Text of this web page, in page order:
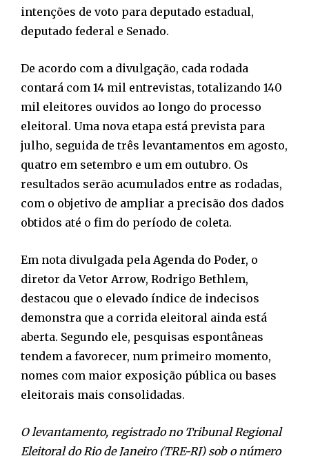
intenções de voto para deputado estadual,
deputado federal e Senado.
De acordo com a divulgação, cada rodada
contará com 14 mil entrevistas, totalizando 140
mil eleitores ouvidos ao longo do processo
eleitoral. Uma nova etapa está prevista para
julho, seguida de três levantamentos em agosto,
quatro em setembro e um em outubro. Os
resultados serão acumulados entre as rodadas,
com o objetivo de ampliar a precisão dos dados
obtidos até o fim do período de coleta.
Em nota divulgada pela Agenda do Poder, o
diretor da Vetor Arrow, Rodrigo Bethlem,
destacou que o elevado índice de indecisos
demonstra que a corrida eleitoral ainda está
aberta. Segundo ele, pesquisas espontâneas
tendem a favorecer, num primeiro momento,
nomes com maior exposição pública ou bases
eleitorais mais consolidadas.
O levantamento, registrado no Tribunal Regional
Eleitoral do Rio de Janeiro (TRE-RJ) sob o número